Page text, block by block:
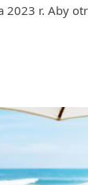
2023 r. Aby